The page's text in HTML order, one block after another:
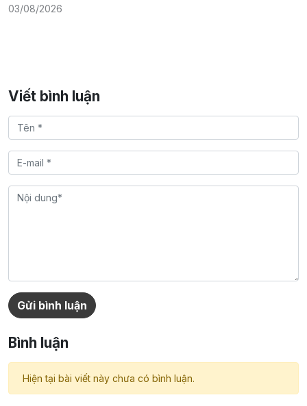
03/08/2026
Viết bình luận
Gửi bình luận
Bình luận
Hiện tại bài viết này chưa có bình luận.